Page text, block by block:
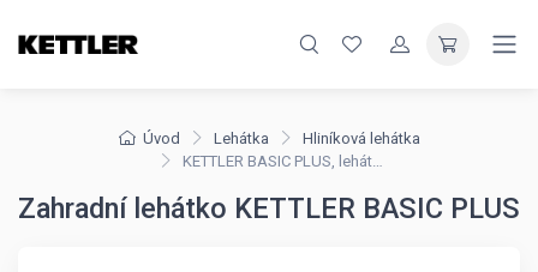
Úvod Lehátka
Hliníková lehátka
KETTLER BASIC PLUS, lehátko
Zahradní lehátko KETTLER BASIC PLUS